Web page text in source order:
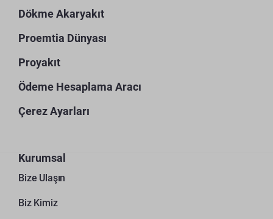
Dökme Akaryakıt
Proemtia Dünyası
Proyakıt
Ödeme Hesaplama Aracı
Çerez Ayarları
Kurumsal
Bize Ulaşın
Biz Kimiz